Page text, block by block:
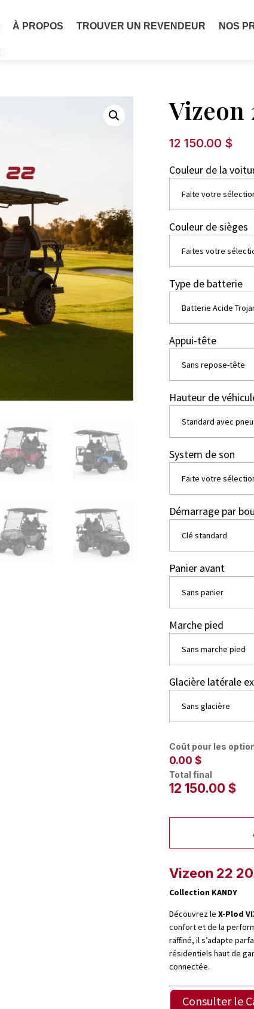
À PROPOS TROUVER UN REVENDEUR NOS
Vizeon
12 150.00 $
Couleur de la
Couleur de sièges
Type de batterie
Appui-tête
Hauteur de
System de son
Démarrage par
Panier avant
Marche pied
Glacière latérale
Coût pour les
0.00 $
Total final
12 150.00 $
Vizeon 22
Collection KANDY
Découvrez le X-Plod
confort et de la
raffiné, il s’adapte
résidentiels haut de
connectée.
Consulter le